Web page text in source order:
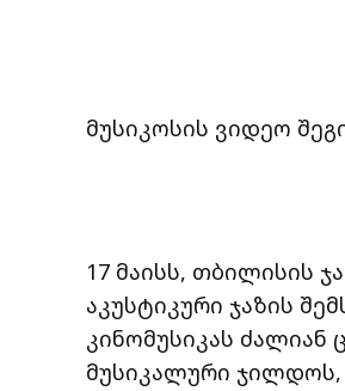
მუსიკოსის ვიდეო
17 მაისს, თბილისის
აკუსტიკური ჯაზის
კინომუსიკას
მუსიკალური